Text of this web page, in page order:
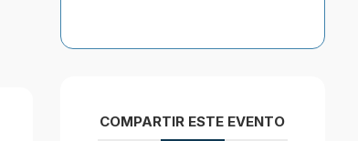
COMPARTIR ESTE EVENTO